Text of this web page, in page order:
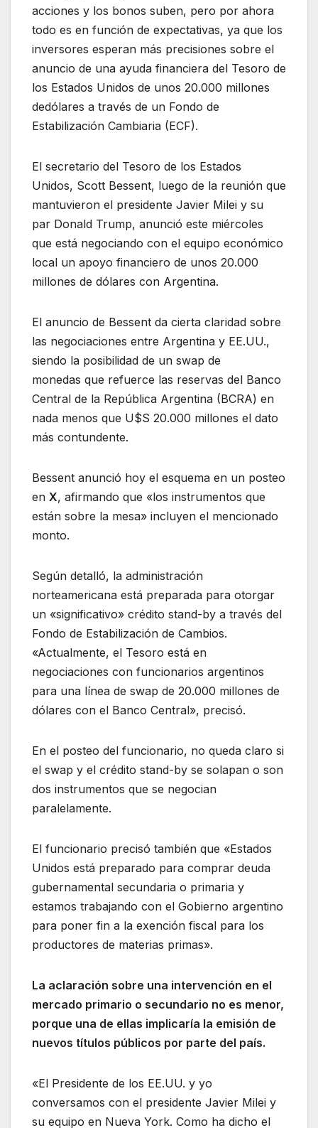
acciones y los bonos suben, pero por ahora
todo es en función de expectativas, ya que los
inversores esperan más precisiones sobre el
anuncio de una ayuda financiera del Tesoro de
los Estados Unidos de unos 20.000 millones
dedólares a través de un Fondo de
Estabilización Cambiaria (ECF).
El secretario del Tesoro de los Estados
Unidos, Scott Bessent, luego de la reunión que
mantuvieron el presidente Javier Milei y su
par Donald Trump, anunció este miércoles
que está negociando con el equipo económico
local un apoyo financiero de unos 20.000
millones de dólares con Argentina.
El anuncio de Bessent da cierta claridad sobre
las negociaciones entre Argentina y EE.UU.,
siendo la posibilidad de un swap de
monedas que refuerce las reservas del Banco
Central de la República Argentina (BCRA) en
nada menos que U$S 20.000 millones el dato
más contundente.
Bessent anunció hoy el esquema en un posteo
en X, afirmando que «los instrumentos que
están sobre la mesa» incluyen el mencionado
monto.
Según detalló, la administración
norteamericana está preparada para otorgar
un «significativo» crédito stand-by a través del
Fondo de Estabilización de Cambios.
«Actualmente, el Tesoro está en
negociaciones con funcionarios argentinos
para una línea de swap de 20.000 millones de
dólares con el Banco Central», precisó.
En el posteo del funcionario, no queda claro si
el swap y el crédito stand-by se solapan o son
dos instrumentos que se negocian
paralelamente.
El funcionario precisó también que «Estados
Unidos está preparado para comprar deuda
gubernamental secundaria o primaria y
estamos trabajando con el Gobierno argentino
para poner fin a la exención fiscal para los
productores de materias primas».
La aclaración sobre una intervención en el
mercado primario o secundario no es menor,
porque una de ellas implicaría la emisión de
nuevos títulos públicos por parte del país.
«El Presidente de los EE.UU. y yo
conversamos con el presidente Javier Milei y
su equipo en Nueva York. Como ha dicho el